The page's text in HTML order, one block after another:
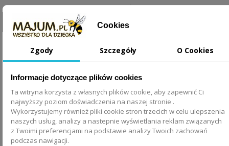
111,00 zł
Cookies
Zgody Szczegóły O Cookies
Informacje dotyczące plików cookies
Ta witryna korzysta z własnych plików cookie, aby zapewnić Ci
najwyższy poziom doświadczenia na naszej stronie .
Wykorzystujemy również pliki cookie stron trzecich w celu ulepszenia
naszych usług, analizy a nastepnie wyświetlania reklam związanych
z Twoimi preferencjami na podstawie analizy Twoich zachowań
podczas nawigacji.